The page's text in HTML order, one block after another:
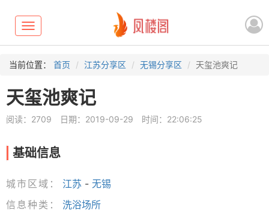
Toggle
navigation
当前位置： 首页 江苏分享区 无锡分享区 天玺池爽记
天玺池爽记
阅读：2709 日期：2019-09-29 时间：22:06:25
基础信息
城市区域： 江苏 - 无锡
信息种类：
洗浴场所